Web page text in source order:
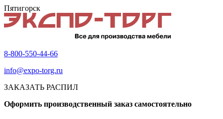
Пятигорск
8-800-550-44-66
info@expo-torg.ru
ЗАКАЗАТЬ РАСПИЛ
Оформить производственный заказ самостоятельно